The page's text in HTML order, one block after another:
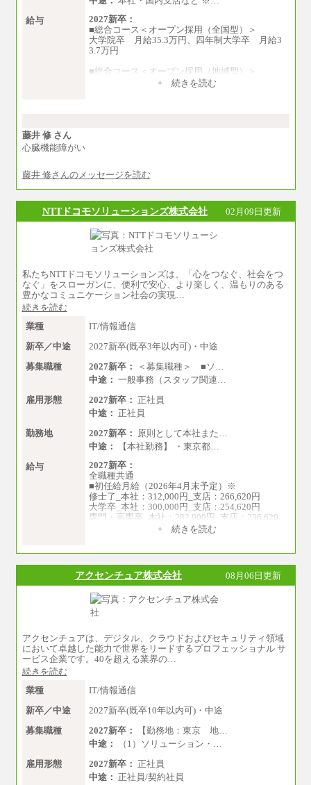
給与
2027新卒：
■総合コース＜オープン採用（全国型）＞
大学院卒 月給35.3万円、四年制大学卒 月給3
3.7万円
■総合コース＜オープン採用（地域型）＞
大学院卒 月給33.3万円、四年制大学卒 月給3
※上記全てのコースにおいて、退職金前払給：
※試用期間中も給与に変更はございません
中途：
■総合コース＜オープン採用（全国型）＞
大学院卒 月給35.3万円、四年制大学卒 月給3
3.7万円
■総合コース＜オープン採用（地域型）＞
大学院卒 月給33.3万円、四年制大学卒 月給3
1.7万円
四年制大学・大学院卒 月給26.8万円
短大・専門卒 月給24.0万円
※上記全てのコースにおいて、退職金前払給：
一律3.7万円を含む
※試用期間中も給与に変更はございません
上記の新卒給与を下限に、これまでの経験・ス
キルを考慮し、当社規定に従って決定いたしま
+ 続きを読む
藤井 修 さん
心臓機能障がい
藤井 修さんのメッセージを読む
NTTドコモソリューションズ株式会社 02月09日更新
私たちNTTドコモソリューションズは、「心をつなぐ、社会をつ
なぐ」をスローガンに、便利で安心、より楽しく、温もりのある
豊かなコミュニケーション社会の実現…
続きを読む
業種
IT/情報通信
新卒／中途
2027新卒(既卒3年以内可)・中途
募集職種
2027新卒：
＜募集職種＞ ■ソ…
中途： 一般事務（スタッフ関連…
雇用形態
2027新卒： 正社員
中途： 正社員
勤務地
2027新卒：
原則として本社また…
中途：
【本社勤務】 ・東京都…
給与
2027新卒：
全職種共通
■初任給月給（2026年4月末予定）※
修士了_本社：312,000円_支店：266,620円
大学卒_本社：300,000円_支店：254,620円
専門・高専卒_本社：282,000円_支店：236,620
月給（本社）：213,030円＋諸手当
月給（支店）：164,920円～189,700円＋諸手当
※上記はフルタイム勤務で残業ゼロの場合の標
準的な月額モデルとして掲載。
年収（本社）：330万～380万（フルタイムで標
準的なボーナス込みの金額です。上限金額は全
社平均20時間の残業込み）
年収（支店）：260万～340万（フルタイムで標
社平均20時間の残業込み）
※年1回評価に応じて昇給有り。(上限あり)
※雇用形態についての補足：事務系職務限定の
正社員となります
+ 続きを読む
アクセンチュア株式会社 08月06日更新
アクセンチュアは、デジタル、クラウドおよびセキュリティ領域
において卓越した能力で世界をリードするプロフェッショナル サ
ービス企業です。40を超える業界の…
続きを読む
業種
IT/情報通信
新卒／中途
2027新卒(既卒10年以内可)・中途
募集職種
2027新卒：
【勤務地：東京 地…
中途：
（1）ソリューション・…
雇用形態
2027新卒： 正社員
中途： 正社員/契約社員